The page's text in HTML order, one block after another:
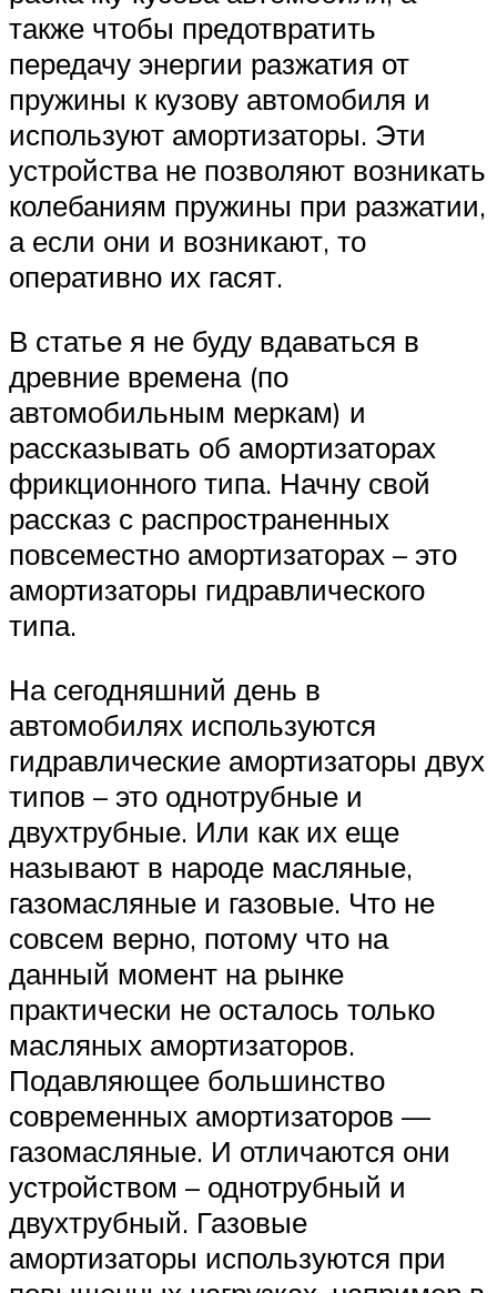
также чтобы предотвратить
передачу энергии разжатия от
пружины к кузову автомобиля и
используют амортизаторы. Эти
устройства не позволяют возникать
колебаниям пружины при разжатии,
а если они и возникают, то
оперативно их гасят.
В статье я не буду вдаваться в
древние времена (по
автомобильным меркам) и
рассказывать об амортизаторах
фрикционного типа. Начну свой
рассказ с распространенных
повсеместно амортизаторах – это
амортизаторы гидравлического
типа.
На сегодняшний день в
автомобилях используются
гидравлические амортизаторы двух
типов – это однотрубные и
двухтрубные. Или как их еще
называют в народе масляные,
газомасляные и газовые. Что не
совсем верно, потому что на
данный момент на рынке
практически не осталось только
масляных амортизаторов.
Подавляющее большинство
современных амортизаторов —
газомасляные. И отличаются они
устройством – однотрубный и
двухтрубный. Газовые
амортизаторы используются при